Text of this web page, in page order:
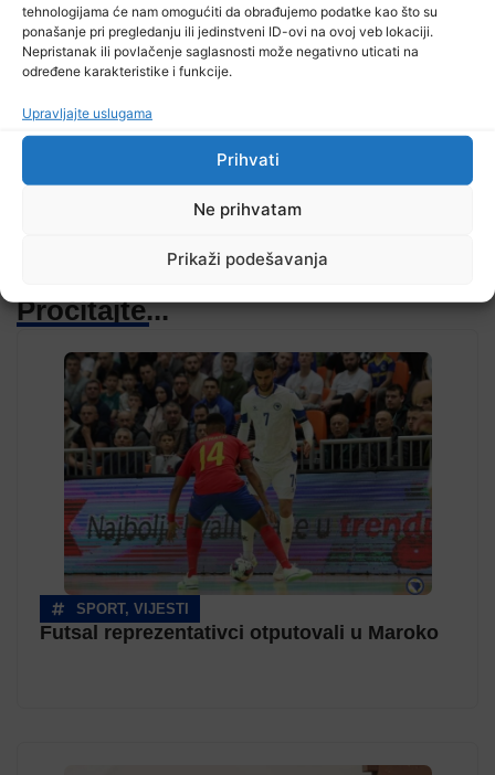
tehnologijama će nam omogućiti da obrađujemo podatke kao što su
ponašanje pri pregledanju ili jedinstveni ID-ovi na ovoj veb lokaciji.
Nepristanak ili povlačenje saglasnosti može negativno uticati na
određene karakteristike i funkcije.
Upravljajte uslugama
Prihvati
Ne prihvatam
Prikaži podešavanja
TV RASPORED
Pročitajte...
SPORT, VIJESTI
Futsal reprezentativci otputovali u Maroko